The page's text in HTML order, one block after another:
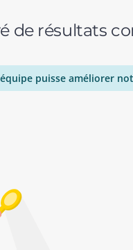
de résultats
puisse améliorer